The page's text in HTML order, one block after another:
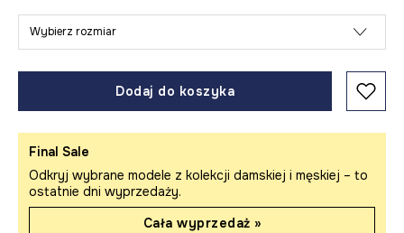
Wybierz rozmiar
Dodaj do koszyka
Final Sale
Odkryj wybrane modele z kolekcji damskiej i męskiej – to
ostatnie dni wyprzedaży.
Cała wyprzedaż »